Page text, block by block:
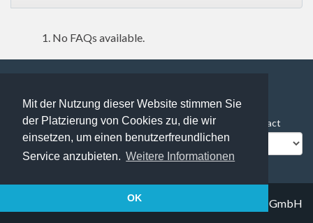
Mit der Nutzung dieser Website stimmen Sie
der Platzierung von Cookies zu, die wir
einsetzen, um einen benutzerfreundlichen
Service anzubieten. Weitere Informationen
OK
No FAQs available.
273 users online | 273 Guests and 0 Registered
FAQ Overview
Sitemap FAQ Glossary
Contact
Impressum
Datenschutz
© 2019 Trapez IT solutions GmbH